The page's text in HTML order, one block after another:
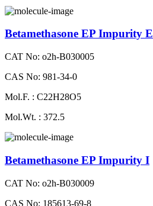
Betamethasone EP Impurity E
CAT No: o2h-B030005
CAS No: 981-34-0
Mol.F. : C22H28O5
Mol.Wt. : 372.5
Betamethasone EP Impurity I
CAT No: o2h-B030009
CAS No: 185613-69-8